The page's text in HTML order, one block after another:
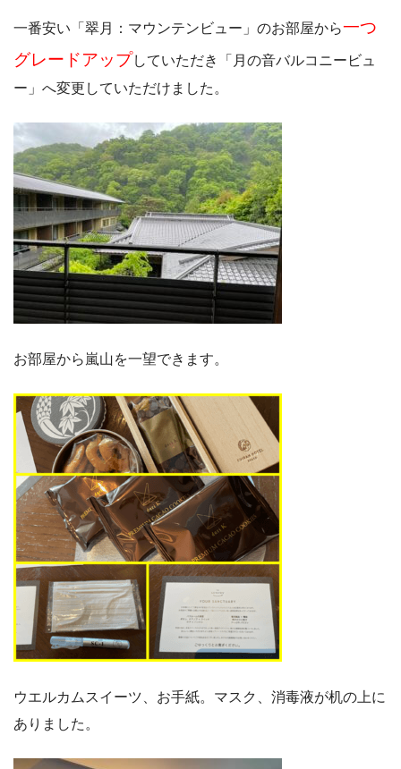
一番安い「翠月：マウンテンビュー」のお部屋から一つ
グレードアップしていただき「月の音バルコニービュ
ー」へ変更していただけました。
お部屋から嵐山を一望できます。
ウエルカムスイーツ、お手紙。マスク、消毒液が机の上に
ありました。